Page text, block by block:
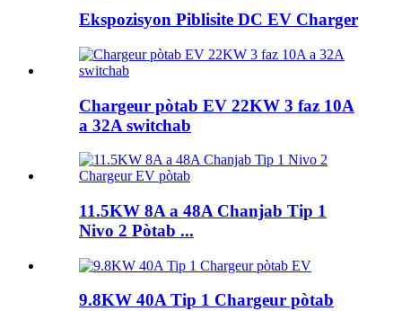
Ekspozisyon Piblisite DC EV Charger
Chargeur pòtab EV 22KW 3 faz 10A
a 32A switchab
11.5KW 8A a 48A Chanjab Tip 1
Nivo 2 Pòtab ...
9.8KW 40A Tip 1 Chargeur pòtab